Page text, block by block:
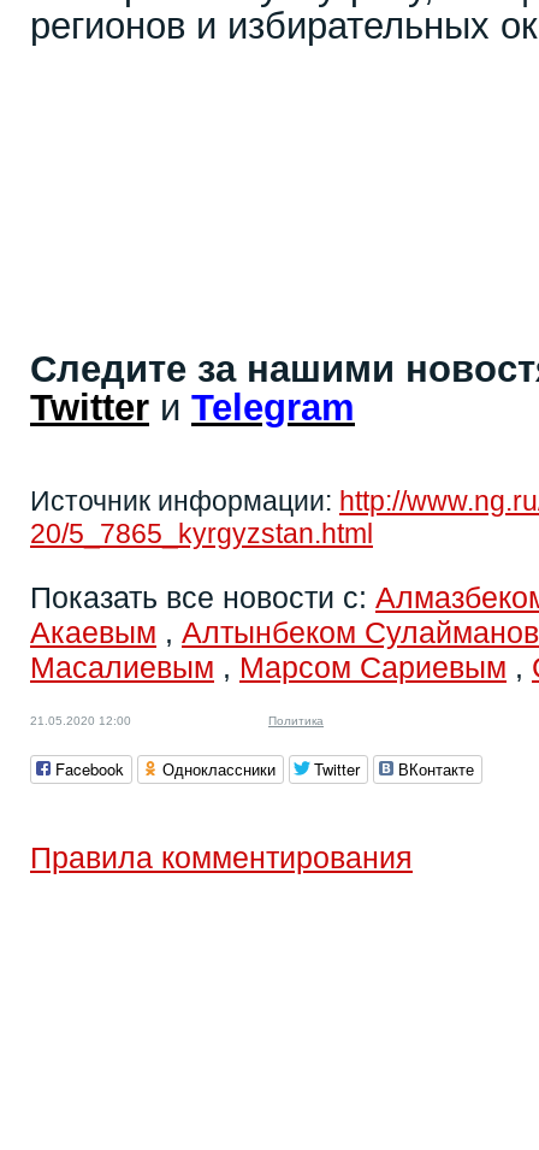
регионов и избирательных
Следите за нашими
Twitter и Telegram
Источник информации: http://
20/5_7865_kyrgyzstan.html
Показать все новости с:
Акаевым , Алтынбеком
Масалиевым , Марсом Сариевым ,
21.05.2020 12:00 Политика
Facebook Одноклассники Twitter ВКонтакте
Правила комментирования